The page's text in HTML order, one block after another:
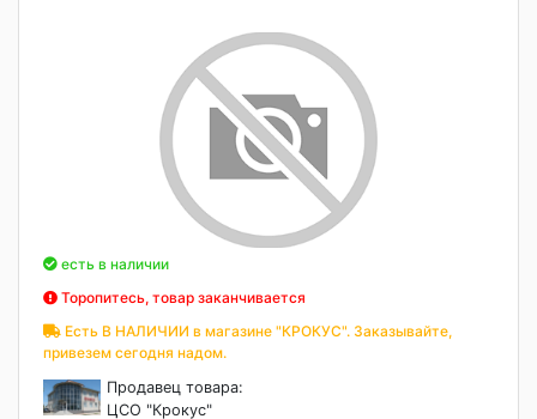
есть в наличии
Торопитесь, товар заканчивается
Есть В НАЛИЧИИ в магазине "КРОКУС". Заказывайте,
привезем сегодня надом.
Продавец товара:
ЦСО "Крокус"